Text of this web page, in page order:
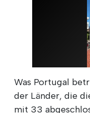
Was Portugal
der Länder, die
mit 33